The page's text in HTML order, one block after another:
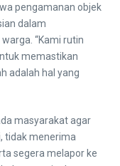
pengamanan objek
dalam
“Kami rutin
memastikan
adalah hal yang
masyarakat agar
tidak menerima
segera melapor ke